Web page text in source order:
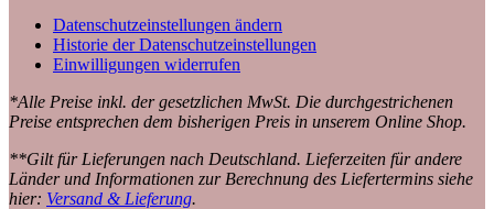
Datenschutzeinstellungen ändern
Historie der Datenschutzeinstellungen
Einwilligungen widerrufen
*Alle Preise inkl. der gesetzlichen MwSt. Die durchgestrichenen
Preise entsprechen dem bisherigen Preis in unserem Online Shop.
**Gilt für Lieferungen nach Deutschland. Lieferzeiten für andere
Länder und Informationen zur Berechnung des Liefertermins siehe
hier: Versand & Lieferung.